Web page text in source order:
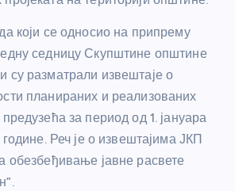
који се односио на припрему
седницу Скупштине општине
су разматрали извештаје о
планираних и реализованих
за период од 1. јануара
Реч је о извештајима ЈКП
обезбеђивање јавне расвете